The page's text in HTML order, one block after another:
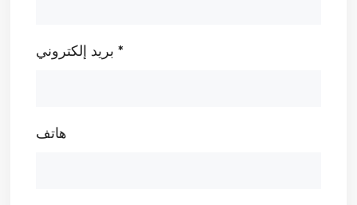
بريد إلكتروني *
هاتف